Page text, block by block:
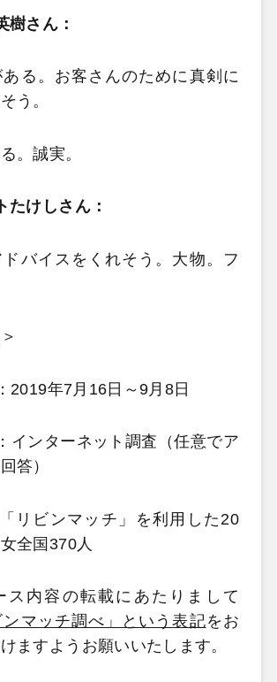
樹さん：
ある。お客さんのために真剣に
う。
。誠実。
たけしさん：
ドバイスをくれそう。大物。フ
2019年7月16日～9月8日
インターネット調査（任意でア
答）
リビンマッチ」を利用した20
全国370人
内容の転載にあたりまして
ンマッチ調べ」という表記をお
ますようお願いいたします。